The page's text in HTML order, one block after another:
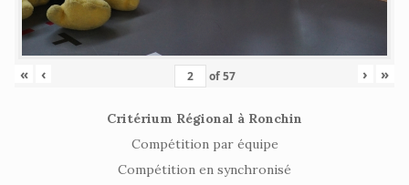
« ‹ of57 › »
Critérium Régional à Ronchin
Compétition par équipe
Compétition en synchronisé